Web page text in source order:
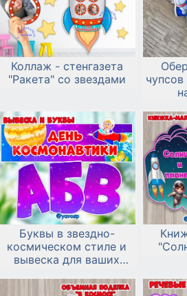
Коллаж - стенгазета
"Ракета" со звездами
Буквы в звездно-
космическом стиле и
вывеска для ваших